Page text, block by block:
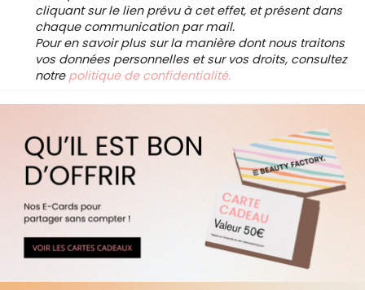
cliquant sur le lien prévu à cet effet, et présent dans
chaque communication par mail.
Pour en savoir plus sur la manière dont nous traitons
vos données personnelles et sur vos droits, consultez
notre politique de confidentialité.